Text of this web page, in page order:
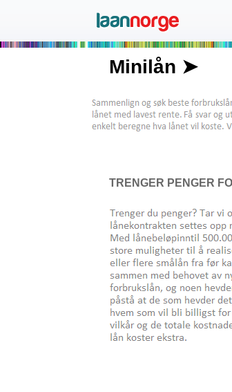
Minilån ➤
TRENGER PENGER